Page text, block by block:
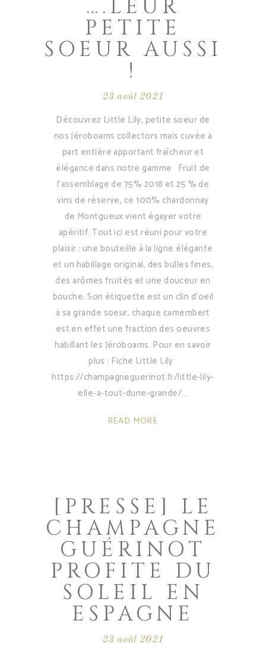
….LEUR
PETITE
SOEUR AUSSI
!
23 août 2021
Découvrez Little Lily, petite soeur de
nos Jéroboams collectors mais cuvée à
part entière apportant fraîcheur et
élégance dans notre gamme Fruit de
l’assemblage de 75% 2018 et 25 % de
vins de réserve, ce 100% chardonnay
de Montgueux vient égayer votre
apéritif. Tout ici est réuni pour votre
plaisir : une bouteille à la ligne élégante
et un habillage original, des bulles fines,
des arômes fruités et une douceur en
bouche. Son étiquette est un clin d'oeil
à sa grande soeur, chaque camembert
est en effet une fraction des oeuvres
habillant les Jéroboams. Pour en savoir
plus : Fiche Little Lily
https://champagneguerinot.fr/little-lily-
elle-a-tout-dune-grande/
READ MORE
[PRESSE] LE
CHAMPAGNE
GUÉRINOT
PROFITE DU
SOLEIL EN
ESPAGNE
23 août 2021